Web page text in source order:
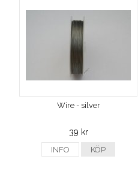
Wire - silver
39 kr
INFO KÖP